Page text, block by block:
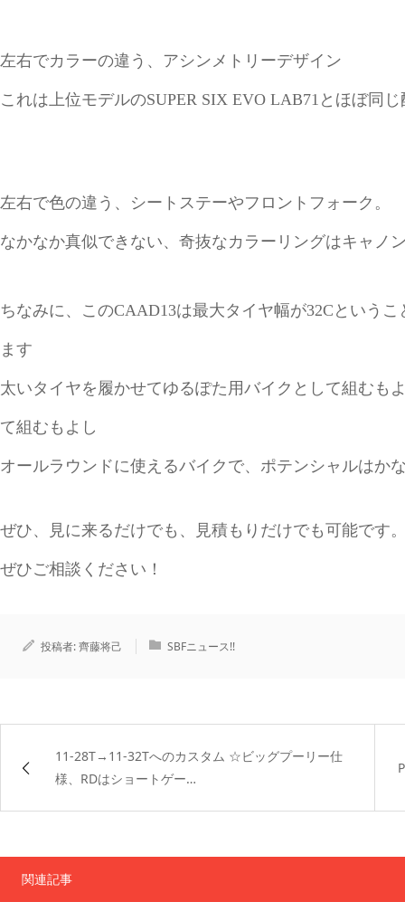
左右でカラーの違う、アシンメトリーデザイン
これは上位モデルのSUPER SIX EVO LAB71とほぼ同
左右で色の違う、シートステーやフロントフォーク。
なかなか真似できない、奇抜なカラーリングはキャノ
ちなみに、このCAAD13は最大タイヤ幅が32Cという
ます
太いタイヤを履かせてゆるぽた用バイクとして組むも
て組むもよし
オールラウンドに使えるバイクで、ポテンシャルはか
ぜひ、見に来るだけでも、見積もりだけでも可能です
ぜひご相談ください！
投稿者:齊藤将己 SBFニュース!!
11-28T→11-32Tへのカスタム ☆ビッグプーリー仕
様、RDはショートゲー…
関連記事